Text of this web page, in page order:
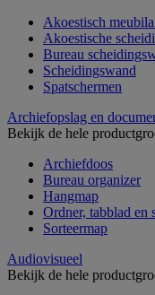
Akoestisch
Akoestische
Bureau
Scheidingswand
Spatschermen
Archiefopslag en
Bekijk de hele
Archiefdoos
Bureau organizer
Hangmap
Ordner, tabblad en
Sorteermap
Audiovisueel
Bekijk de hele